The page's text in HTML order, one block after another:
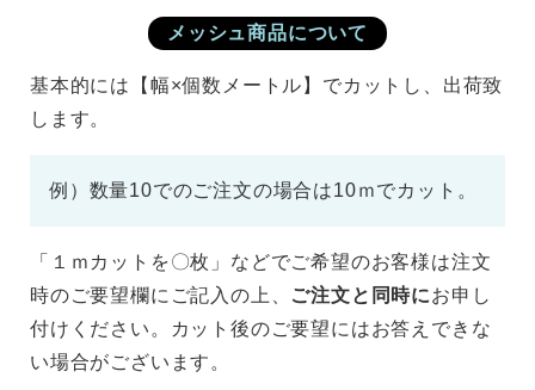
メッシュ商品について
基本的には【幅×個数メートル】でカットし、出荷致
します。
例）数量10でのご注文の場合は10ｍでカット。
「１ｍカットを〇枚」などでご希望のお客様は注文
時のご要望欄にご記入の上、 ご注文と同時にお申し
付けください。カット後のご要望にはお答えできな
い場合がございます。